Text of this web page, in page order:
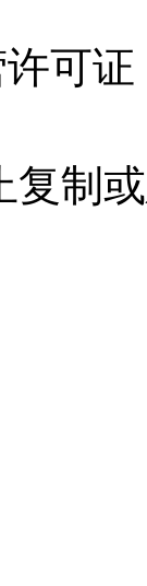
许可
复制